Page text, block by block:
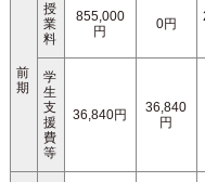
前
期
授
業
料
855,000
円
0円
学
生
支
援
費
等
36,840円
36,840
円